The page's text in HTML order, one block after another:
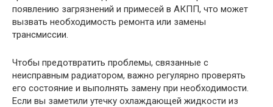
появлению загрязнений и примесей в АКПП, что может
вызвать необходимость ремонта или замены
трансмиссии.
Чтобы предотвратить проблемы, связанные с
неисправным радиатором, важно регулярно проверять
его состояние и выполнять замену при необходимости.
Если вы заметили утечку охлаждающей жидкости из